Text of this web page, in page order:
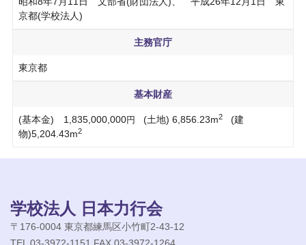
京都(学校法人)
主務官庁
東京都
基本財産
(基本金) 1,835,000,000円 (土地) 6,856.23m2
(建
物)5,204.43m2
学校法人 日本力行会
〒176-0004 東京都練馬区小竹町2-43-12